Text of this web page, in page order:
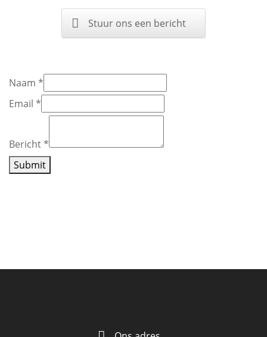
Stuur ons een bericht
Naam *
Email *
Bericht*
Submit